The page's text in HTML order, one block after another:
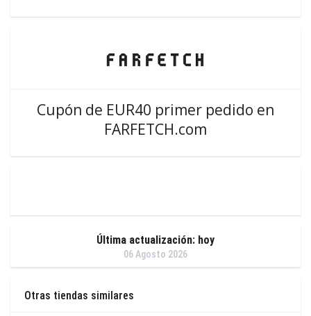
Cupón de EUR40 primer pedido en
FARFETCH.com
Última actualización: hoy
06 Agosto 2026
Otras tiendas similares